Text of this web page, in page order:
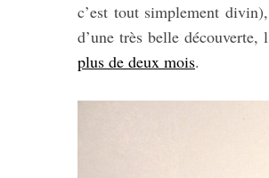
c’est tout simplement
d’une très belle découverte,
plus de deux mois.